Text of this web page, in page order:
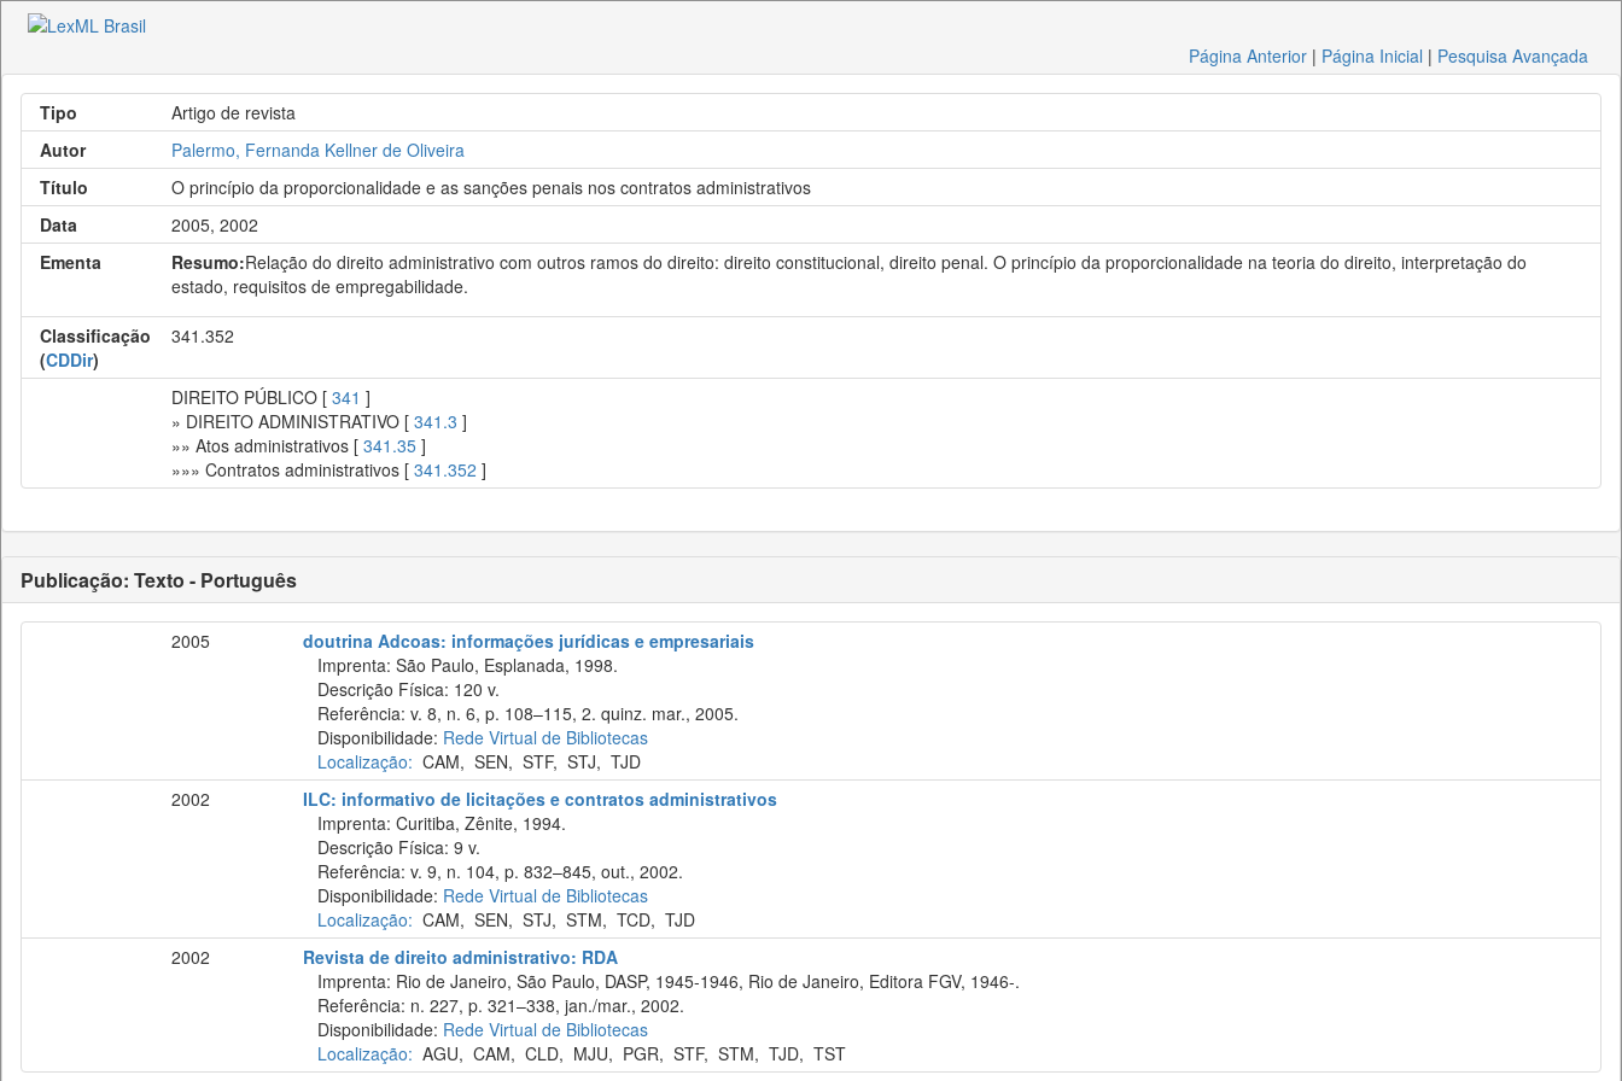
Página Anterior | Página Inicial | Pesquisa Avançada
Tipo
Artigo de revista
Autor
Palermo, Fernanda Kellner de Oliveira
Título
O princípio da proporcionalidade e as sanções penais nos contratos administrativos
Data
2005, 2002
Ementa
Resumo:Relação do direito administrativo com outros ramos do direito: direito constitucional, direito penal. O princípio da proporcionalidade na teoria do direito, interpretação do
estado, requisitos de empregabilidade.
Classificação
(CDDir)
341.352
DIREITO PÚBLICO [ 341 ]
» DIREITO ADMINISTRATIVO [ 341.3 ]
»» Atos administrativos [ 341.35 ]
»»» Contratos administrativos [ 341.352 ]
Publicação: Texto - Português
2005
doutrina Adcoas: informações jurídicas e empresariais
Imprenta: São Paulo, Esplanada, 1998.
Descrição Física: 120 v.
Referência: v. 8, n. 6, p. 108–115, 2. quinz. mar., 2005.
Disponibilidade: Rede Virtual de Bibliotecas
Localização: CAM, SEN, STF, STJ, TJD
2002
ILC: informativo de licitações e contratos administrativos
Imprenta: Curitiba, Zênite, 1994.
Descrição Física: 9 v.
Referência: v. 9, n. 104, p. 832–845, out., 2002.
Disponibilidade: Rede Virtual de Bibliotecas
Localização: CAM, SEN, STJ, STM, TCD, TJD
2002
Revista de direito administrativo: RDA
Imprenta: Rio de Janeiro, São Paulo, DASP, 1945-1946, Rio de Janeiro, Editora FGV, 1946-.
Referência: n. 227, p. 321–338, jan./mar., 2002.
Disponibilidade: Rede Virtual de Bibliotecas
Localização: AGU, CAM, CLD, MJU, PGR, STF, STM, TJD, TST